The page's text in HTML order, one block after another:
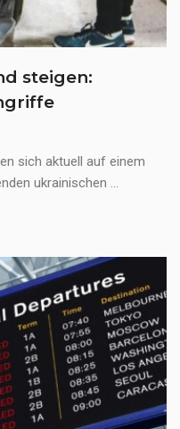
steigen:
sich aktuell auf einem
ukrainischen ...